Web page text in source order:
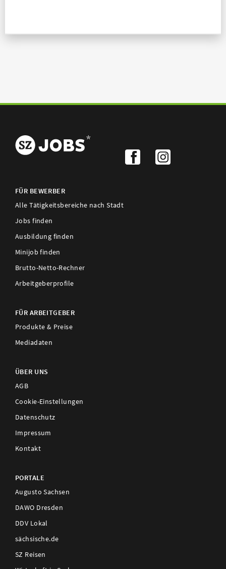
FÜR BEWERBER
Alle Tätigkeitsbereiche nach Stadt
Jobs finden
Ausbildung finden
Minijob finden
Brutto-Netto-Rechner
Arbeitgeberprofile
FÜR ARBEITGEBER
Produkte & Preise
Mediadaten
ÜBER UNS
AGB
Cookie-Einstellungen
Datenschutz
Impressum
Kontakt
PORTALE
Augusto Sachsen
DAWO Dresden
DDV Lokal
sächsische.de
SZ Reisen